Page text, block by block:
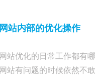
网站内部的优化操作
网站优化的日常工作都有
网站有问题的时候依然不